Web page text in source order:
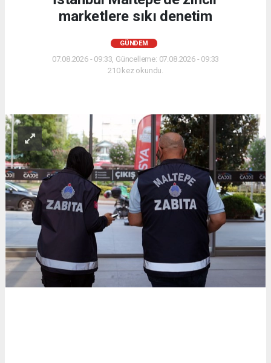
marketlere sıkı denetim
GÜNDEM
07.08.2026 - 09:33, Güncelleme: 07.08.2026 - 09:33
210 kez okundu.